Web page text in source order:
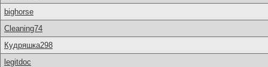
bighorse
Cleaning74
Кудряшка298
legitdoc